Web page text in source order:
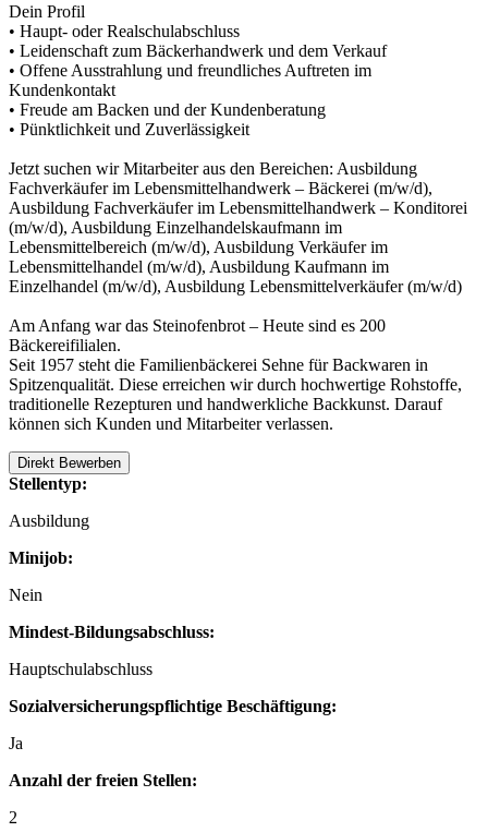
Dein Profil
• Haupt- oder Realschulabschluss
• Leidenschaft zum Bäckerhandwerk und dem Verkauf
• Offene Ausstrahlung und freundliches Auftreten im
Kundenkontakt
• Freude am Backen und der Kundenberatung
• Pünktlichkeit und Zuverlässigkeit
Jetzt suchen wir Mitarbeiter aus den Bereichen: Ausbildung
Fachverkäufer im Lebensmittelhandwerk – Bäckerei (m/w/d),
Ausbildung Fachverkäufer im Lebensmittelhandwerk – Konditorei
(m/w/d), Ausbildung Einzelhandelskaufmann im
Lebensmittelbereich (m/w/d), Ausbildung Verkäufer im
Lebensmittelhandel (m/w/d), Ausbildung Kaufmann im
Einzelhandel (m/w/d), Ausbildung Lebensmittelverkäufer (m/w/d)
Am Anfang war das Steinofenbrot – Heute sind es 200
Bäckereifilialen.
Seit 1957 steht die Familienbäckerei Sehne für Backwaren in
Spitzenqualität. Diese erreichen wir durch hochwertige Rohstoffe,
traditionelle Rezepturen und handwerkliche Backkunst. Darauf
können sich Kunden und Mitarbeiter verlassen.
Direkt Bewerben
Stellentyp:
Ausbildung
Minijob:
Nein
Mindest-Bildungsabschluss:
Hauptschulabschluss
Sozialversicherungspflichtige Beschäftigung:
Ja
Anzahl der freien Stellen:
2